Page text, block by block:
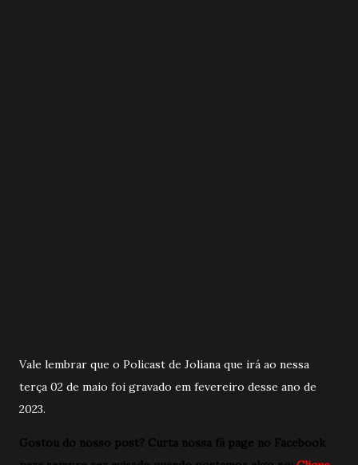
Vale lembrar que o Policast de Joliana que irá ao nessa
terça 02 de maio foi gravado em fevereiro desse ano de
2023.
Gostou do nosso post? Curta nossa fã page no Facebook